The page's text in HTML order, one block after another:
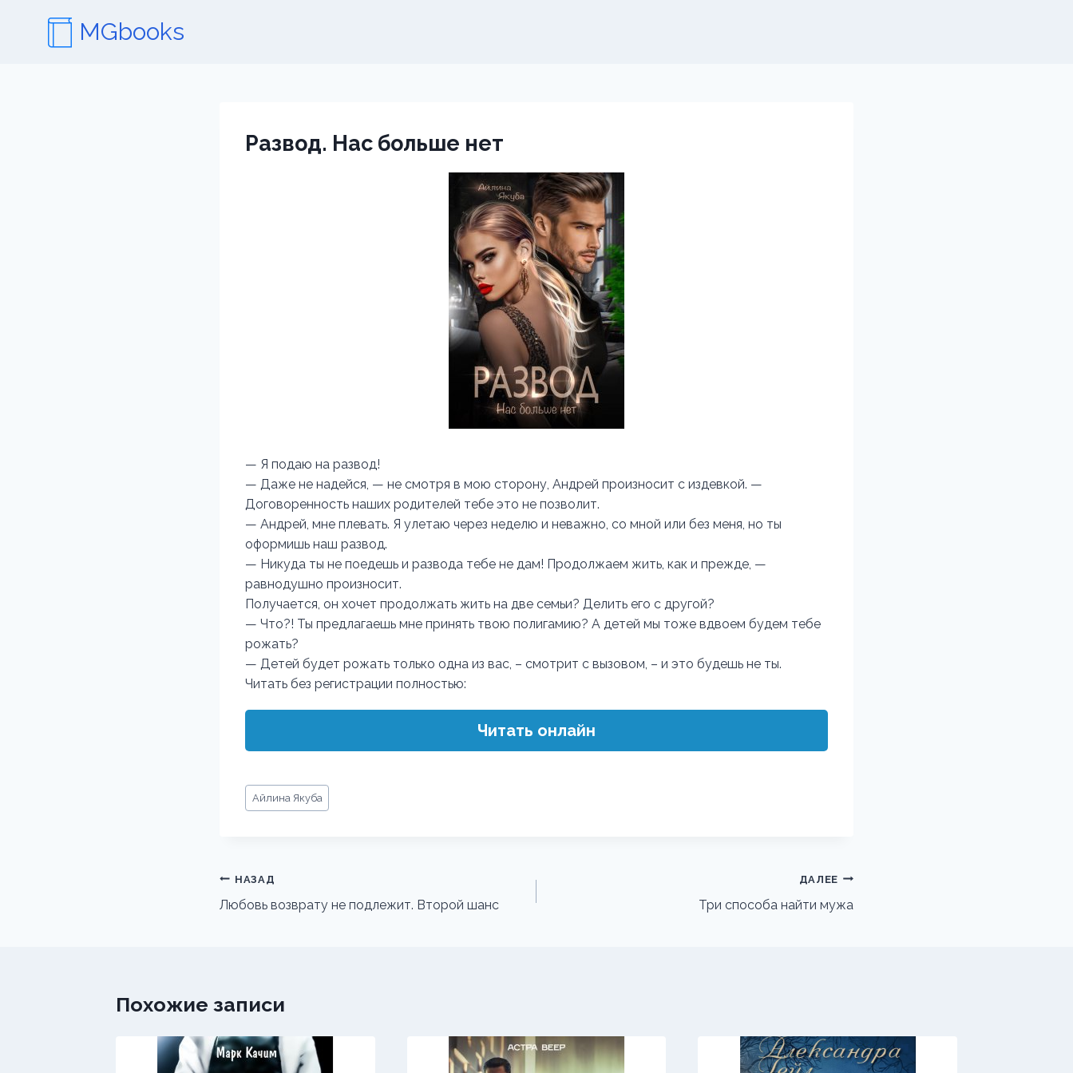
содержимому
MGbooks
Развод. Нас больше нет
— Я подаю на развод!
— Даже не надейся, — не смотря в мою сторону, Андрей произносит с издевкой. —
Договоренность наших родителей тебе это не позволит.
— Андрей, мне плевать. Я улетаю через неделю и неважно, со мной или без меня, но ты
оформишь наш развод.
— Никуда ты не поедешь и развода тебе не дам! Продолжаем жить, как и прежде, —
равнодушно произносит.
Получается, он хочет продолжать жить на две семьи? Делить его с другой?
— Что?! Ты предлагаешь мне принять твою полигамию? А детей мы тоже вдвоем будем тебе
рожать?
— Детей будет рожать только одна из вас, – смотрит с вызовом, – и это будешь не ты.
Читать без регистрации полностью:
Читать онлайн
Метки
записи:
Айлина Якуба
Навигация
по
НАЗАД
Любовь возврату не подлежит. Второй шанс
ДАЛЕЕ
Три способа найти мужа
Похожие записи